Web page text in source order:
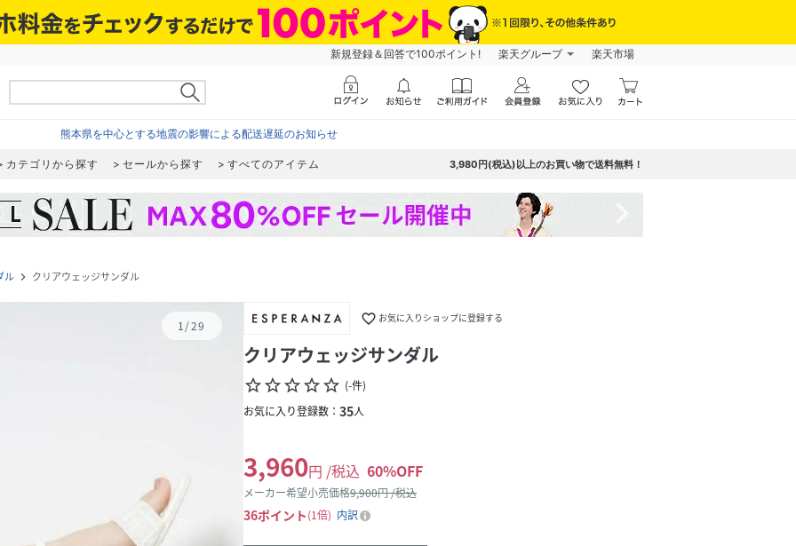
新規登録＆回答で100ポイント! 楽天グループ 楽天市場
熊本県を中心とする地震の影響による配送遅延のお知らせ
カテゴリから探す セールから探す すべてのアイテム 3,980円(税込)以上のお買い物で送料無料！
ル navigate_next クリアウェッジサンダル
1/29 favorite_border お気に入りショップに登録する
クリアウェッジサンダル
star_borderstar_borderstar_borderstar_borderstar_border (-件)
お気に入り登録数： 35人
3,960円 /税込 60%OFF
メーカー希望小売価格9,900円 /税込
36ポイント 1倍 内訳